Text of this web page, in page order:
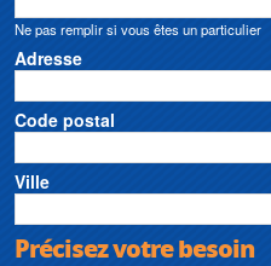
Ne pas remplir si vous êtes un particulier
Adresse
Code postal
Ville
Précisez votre besoin